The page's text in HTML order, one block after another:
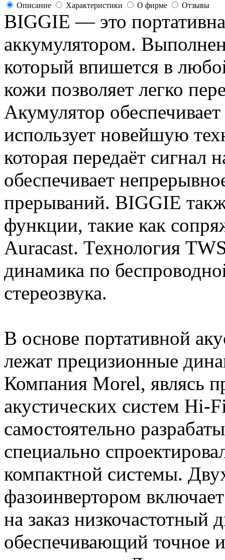
Описание Характеристики О фирме Отзывы
BIGGIE — это
аккумулятором.
который впишется в
кожи позволяет легко
Акумулятор
использует новейшую
которая передаёт сигнал
обеспечивает
прерываний. BIGGIE
функции, такие как
Auracast. Технология
динамика по
стереозвука.
В основе портативной
лежат прецизионные
Компания Morel, являсь
акустических систем Hi-
самостоятельно
специально
компактной системы.
фазоинвертором
на заказ
обеспечивающий точное